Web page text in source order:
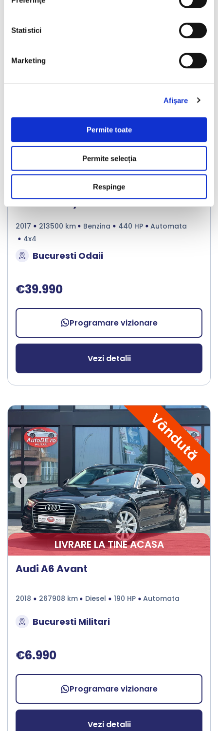
Statistici
Marketing
Afişare
Permite toate
Permite selecția
Respinge
Nou
LIVRARE LA TINE ACASA
Porsche Cayenne
2017 213500 km Benzina 440 HP
Automata
4x4
Bucuresti Odaii
€39.990
Programare vizionare
Vezi detalii
Vândută
❮ ❯
LIVRARE LA TINE ACASA
Audi A6 Avant
2018 267908 km Diesel 190 HP Automata
Bucuresti Militari
€6.990
Programare vizionare
Vezi detalii